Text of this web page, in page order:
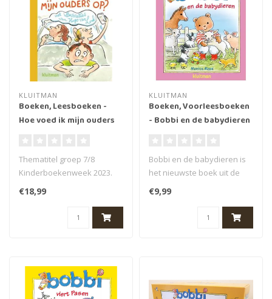
KLUITMAN
Boeken, Leesboeken -
Hoe voed ik mijn ouders
Thematitel groep 7/8
Kinderboekenweek 2023.
Hoe voed ik mijn ouders op?
Is een ..
€18,99
KLUITMAN
Boeken, Voorleesboeken
- Bobbi en de babydieren
Bobbi en de babydieren is
het nieuwste boek uit de
populaire voorleesboeken
seri..
€9,99